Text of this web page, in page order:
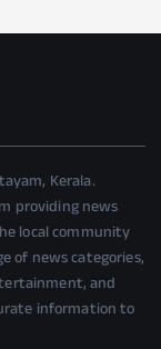
Kerala.
providing news
local community
of news categories,
and
information to